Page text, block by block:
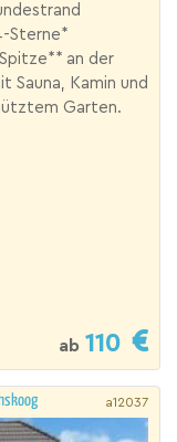
Sterne*
an der
Sauna, Kamin und
Garten.
ab 110
a12037